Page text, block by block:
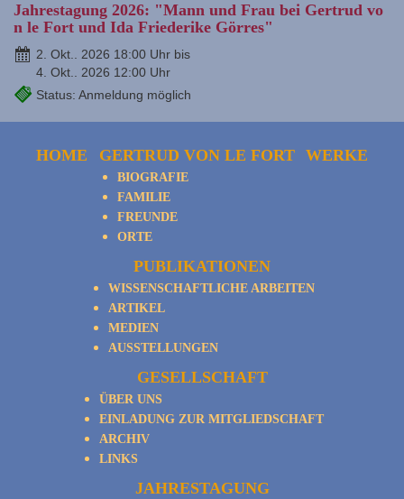
Jahrestagung 2026: "Mann und Frau bei Gertrud vo
n le Fort und Ida Friederike Görres"
2. Okt.. 2026 18:00 Uhr bis
4. Okt.. 2026 12:00 Uhr
Status: Anmeldung möglich
HOME GERTRUD VON LE FORT
BIOGRAFIE
FAMILIE
FREUNDE
ORTE
WERKE
PUBLIKATIONEN
WISSENSCHAFTLICHE ARBEITEN
ARTIKEL
MEDIEN
AUSSTELLUNGEN
GESELLSCHAFT
ÜBER UNS
EINLADUNG ZUR MITGLIEDSCHAFT
ARCHIV
LINKS
JAHRESTAGUNG